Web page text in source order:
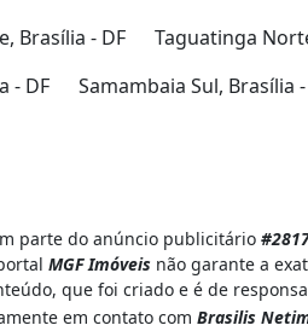
Brasília - DF
Taguatinga
- DF
Samambaia Sul, Brasília
parte do anúncio publicitário
MGF Imóveis não garante a
que foi criado e é de
em contato com Brasilis